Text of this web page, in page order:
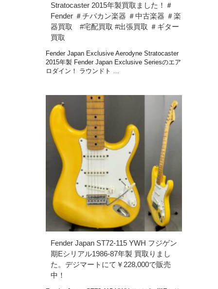
Stratocaster 2015年製買取ました！＃
Fender ＃チバカン楽器 ＃中古楽器 ＃楽
器買取 #宅配買取 #出張買取 ＃ギター
買取
Fender Japan Exclusive Aerodyne Stratocaster
2015年製 Fender Japan Exclusive Seriesのエア
ロダイン！ ラウンドト …
Fender Japan ST72-115 YWH フジゲン
期Eシリアル1986-87年製 買取りまし
た。デジマートにて￥228,000で販売
中！